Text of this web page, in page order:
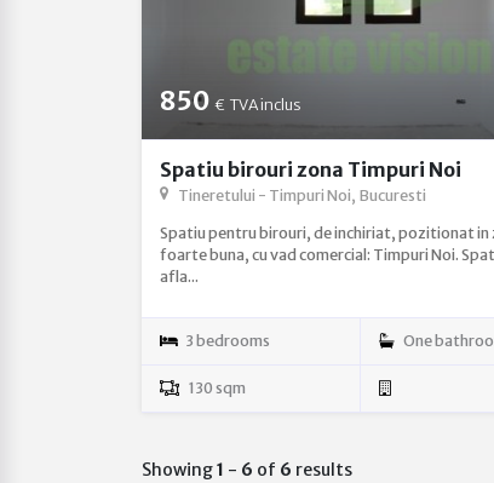
850 € TVA inclus
Spatiu birouri zona Timpuri Noi
Tineretului - Timpuri Noi, Bucuresti
Spatiu pentru birouri, de inchiriat, pozitionat in
foarte buna, cu vad comercial: Timpuri Noi.
afla...
3 bedrooms One
130 sqm
Showing1 - 6 of 6 results